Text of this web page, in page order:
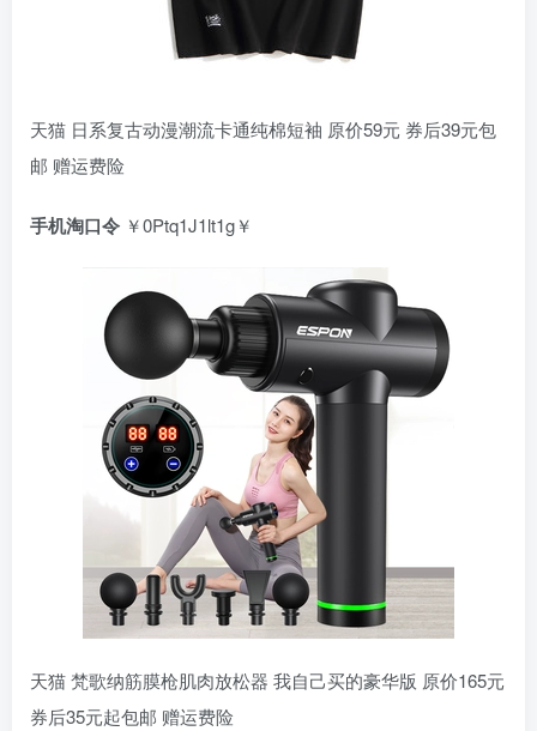
天猫 日系复古动漫潮流卡通纯棉短袖 原价59元 券后39元包
邮 赠运费险
手机淘口令 ￥0Ptq1J1lt1g￥
天猫 梵歌纳筋膜枪肌肉放松器 我自己买的豪华版 原价165元
券后35元起包邮 赠运费险